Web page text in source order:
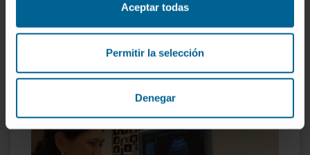
Aceptar todas
Permitir la selección
Denegar
Somos líderes na redução dos efeitos secundários
associados ao tratamento imunoterapêutico durante o
cancro, bem como na definição de planos que
possibilitam a gravidez apesar da doença autoimune.